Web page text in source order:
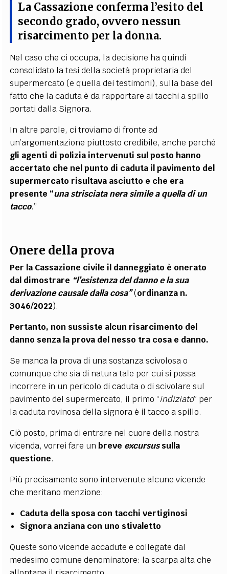
La Cassazione conferma l’esito del
secondo grado, ovvero nessun
risarcimento per la donna.
Nel caso che ci occupa, la decisione ha quindi
consolidato la tesi della società proprietaria del
supermercato (e quella dei testimoni), sulla base del
fatto che la caduta è da rapportare ai tacchi a spillo
portati dalla Signora.
In altre parole, ci troviamo di fronte ad
un’argomentazione piuttosto credibile, anche perché
gli agenti di polizia intervenuti sul posto hanno
accertato che nel punto di caduta il pavimento del
supermercato risultava asciutto e che era
presente “una strisciata nera simile a quella di un
tacco.”
Onere della prova
Per la Cassazione civile il danneggiato è onerato
dal dimostrare “l’esistenza del danno e la sua
derivazione causale dalla cosa”(ordinanza n.
3046/2022).
Pertanto, non sussiste alcun risarcimento del
danno senza la prova del nesso tra cosa e danno.
Se manca la prova di una sostanza scivolosa o
comunque che sia di natura tale per cui si possa
incorrere in un pericolo di caduta o di scivolare sul
pavimento del supermercato, il primo “indiziato” per
la caduta rovinosa della signora è il tacco a spillo.
Ciò posto, prima di entrare nel cuore della nostra
vicenda, vorrei fare unbreve excursussulla
questione.
Più precisamente sono intervenute alcune vicende
che meritano menzione:
Caduta della sposa con tacchi vertiginosi
Signora anziana con uno stivaletto
Queste sono vicende accadute e collegate dal
medesimo comune denominatore: la scarpa alta che